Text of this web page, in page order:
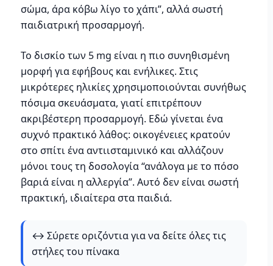
σώμα, άρα κόβω λίγο το χάπι”, αλλά σωστή
παιδιατρική προσαρμογή.
Το δισκίο των 5 mg είναι η πιο συνηθισμένη
μορφή για εφήβους και ενήλικες. Στις
μικρότερες ηλικίες χρησιμοποιούνται συνήθως
πόσιμα σκευάσματα, γιατί επιτρέπουν
ακριβέστερη προσαρμογή. Εδώ γίνεται ένα
συχνό πρακτικό λάθος: οικογένειες κρατούν
στο σπίτι ένα αντιισταμινικό και αλλάζουν
μόνοι τους τη δοσολογία “ανάλογα με το πόσο
βαριά είναι η αλλεργία”. Αυτό δεν είναι σωστή
πρακτική, ιδιαίτερα στα παιδιά.
↔️ Σύρετε οριζόντια για να δείτε όλες τις
στήλες του πίνακα